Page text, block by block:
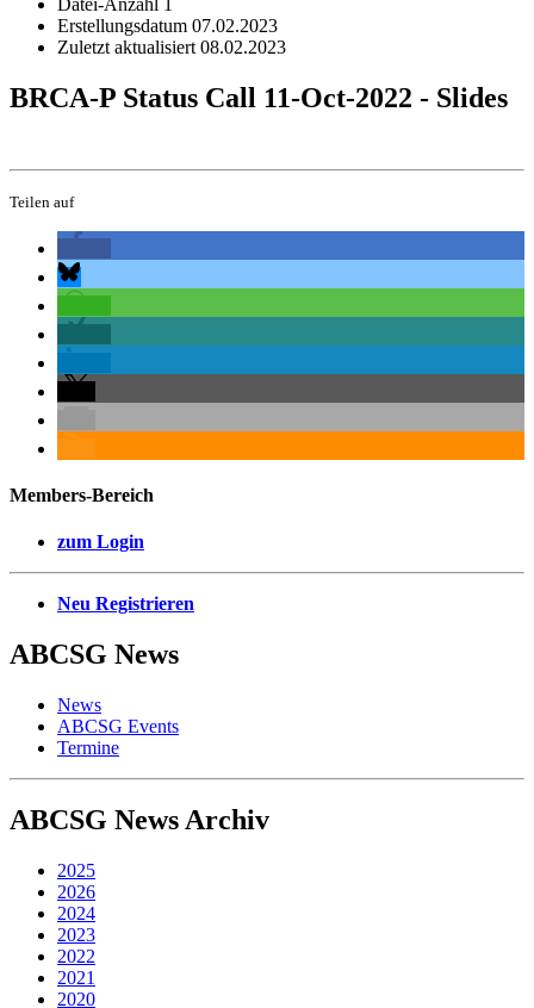
Erstellungsdatum 07.02.2023
Zuletzt aktualisiert 08.02.2023
BRCA-P Status Call 11-Oct-2022 - Slides
Teilen auf
Members-Bereich
zum Login
Neu Registrieren
ABCSG News
News
ABCSG Events
Termine
ABCSG News Archiv
2025
2026
2024
2023
2022
2021
2020